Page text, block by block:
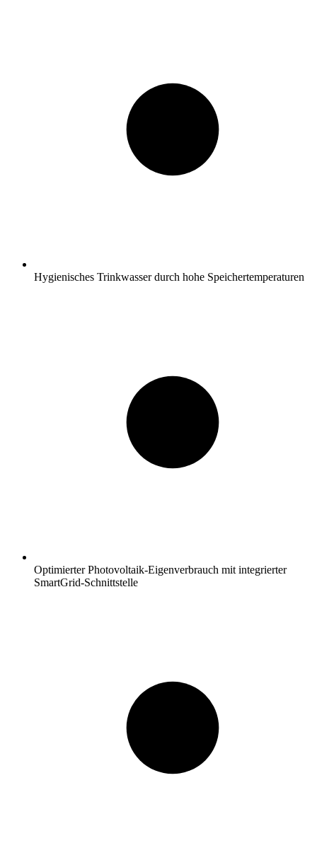
Hygienisches Trinkwasser durch hohe Speichertemperaturen
Optimierter Photovoltaik-Eigenverbrauch mit integrierter
SmartGrid-Schnittstelle